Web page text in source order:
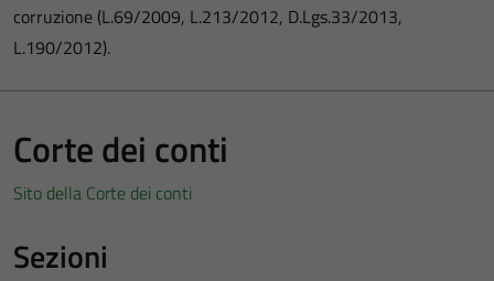
corruzione (L.69/2009, L.213/2012, D.Lgs.33/2013,
L.190/2012).
Corte dei conti
Sito della Corte dei conti
Sezioni